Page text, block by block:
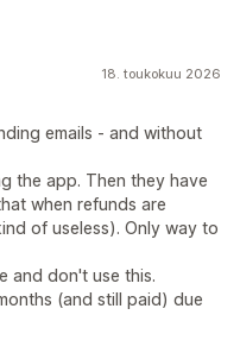
18. toukokuu 2026
emails - and without
the app. Then they have
when refunds are
of useless). Only way to
and don't use this.
(and still paid) due